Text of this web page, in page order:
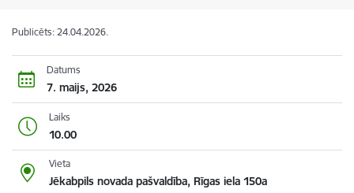
Publicēts: 24.04.2026.
Datums
7. maijs, 2026
Laiks
10.00
Vieta
Jēkabpils novada pašvaldība, Rīgas iela 150a